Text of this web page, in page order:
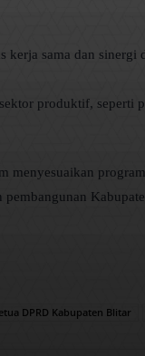
sama dan
produktif,
DPRD Kabupaten Blitar